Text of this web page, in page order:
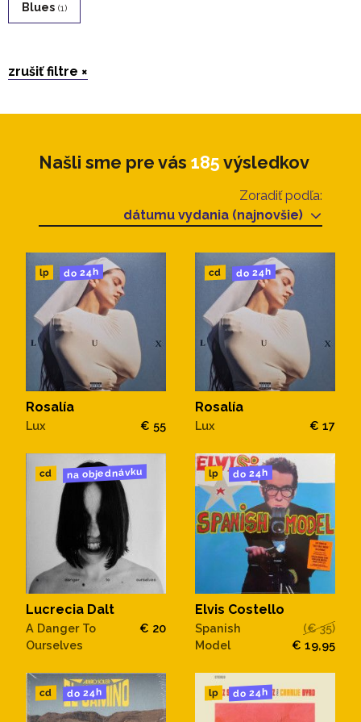
Blues (1)
zrušiť filtre ×
Našli sme pre vás 185 výsledkov
Zoradiť podľa:
dátumu vydania (najnovšie)
lp do 24h
Rosalía
Lux € 55
cd do 24h
Rosalía
Lux € 17
cd na objednávku
Lucrecia Dalt
A Danger To
Ourselves
€ 20
lp do 24h
Elvis Costello
Spanish
Model
(€ 35)
€ 19,95
cd do 24h lp do 24h